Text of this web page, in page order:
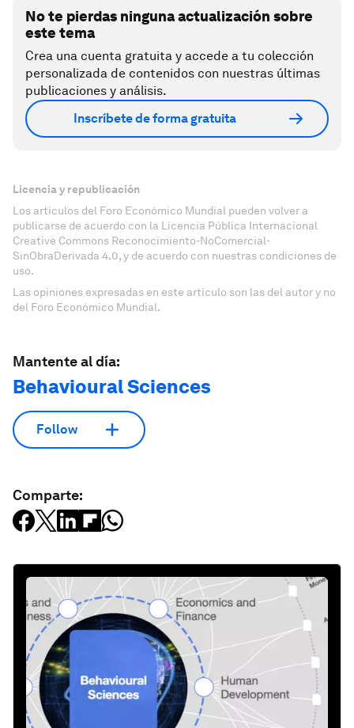
No te pierdas ninguna actualización sobre
este tema
Crea una cuenta gratuita y accede a tu colección
personalizada de contenidos con nuestras últimas
publicaciones y análisis.
Inscríbete de forma gratuita
Licencia y republicación
Los artículos del Foro Económico Mundial pueden volver a
publicarse de acuerdo con la Licencia Pública Internacional
Creative Commons Reconocimiento-NoComercial-
SinObraDerivada 4.0, y de acuerdo con nuestras condiciones de
uso.
Las opiniones expresadas en este artículo son las del autor y no
del Foro Económico Mundial.
Mantente al día:
Behavioural Sciences
Follow
Comparte: